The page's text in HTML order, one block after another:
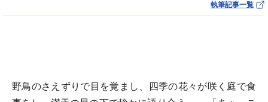
執筆記事一覧
野鳥のさえずりで目を覚まし、四季の花々が咲く庭で食